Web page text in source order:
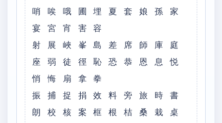
哨 唉 哦 圃 埋 夏 套 娘 孫 家
宴 宮 宵 害 容
射 展 峽 峯 島 差 席 師 庫 庭
座 弱 徒 徑 恥 恐 恭 恩 息 悦
悄 悔 扇 拿 拳
振 捕 捉 捐 效 料 旁 旅 時 書
朗 校 核 案 框 根 桔 桑 栽 桌